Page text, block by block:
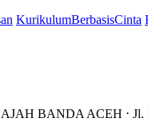
KurikulumBerbasisCinta
BANDA ACEH ⋅ Jl.